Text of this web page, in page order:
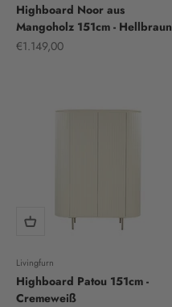
Highboard Noor aus
Mangoholz 151cm - Hellbraun
Sale price
€1.149,00
Livingfurn
Highboard Patou 151cm -
Cremeweiß